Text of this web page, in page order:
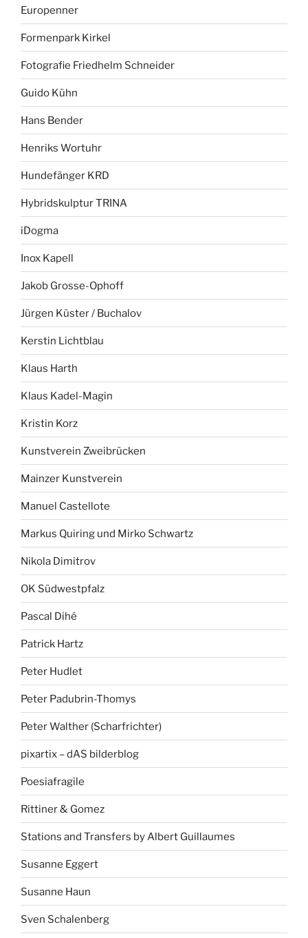
Europenner
Formenpark Kirkel
Fotografie Friedhelm Schneider
Guido Kühn
Hans Bender
Henriks Wortuhr
Hundefänger KRD
Hybridskulptur TRINA
iDogma
Inox Kapell
Jakob Grosse-Ophoff
Jürgen Küster / Buchalov
Kerstin Lichtblau
Klaus Harth
Klaus Kadel-Magin
Kristin Korz
Kunstverein Zweibrücken
Mainzer Kunstverein
Manuel Castellote
Markus Quiring und Mirko Schwartz
Nikola Dimitrov
OK Südwestpfalz
Pascal Dihé
Patrick Hartz
Peter Hudlet
Peter Padubrin-Thomys
Peter Walther (Scharfrichter)
pixartix – dAS bilderblog
Poesiafragile
Rittiner & Gomez
Stations and Transfers by Albert Guillaumes
Susanne Eggert
Susanne Haun
Sven Schalenberg